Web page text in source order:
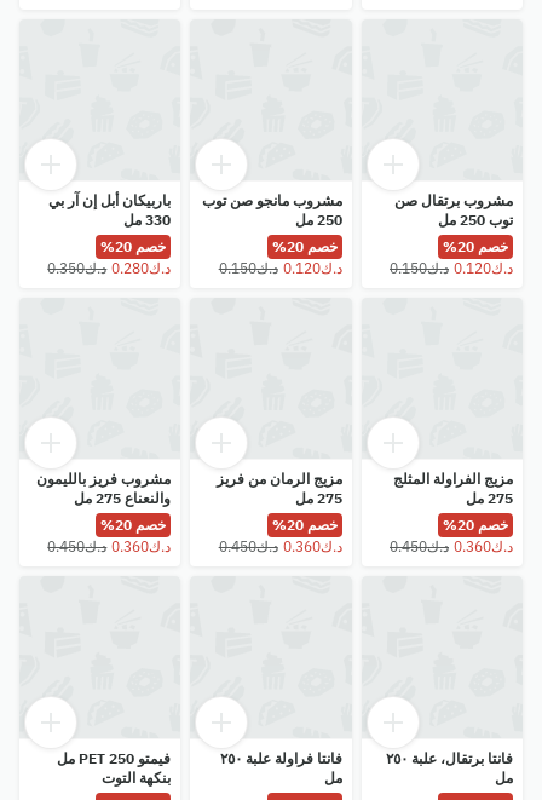
مشروب برتقال صن
توب 250 مل
خصم 20%
مشروب مانجو صن توب
250 مل
خصم 20%
⁦د.ك0.120⁩
⁦د.ك0.150⁩
باربيكان أبل إن آر بي
330 مل
خصم 20%
⁦د.ك0.350⁩
مزيج الفراولة المثلج
275 مل
خصم 20%
مزيج الرمان من فريز
275 مل
خصم 20%
⁦د.ك0.360⁩
⁦د.ك0.450⁩
مشروب فريز بالليمون
والنعناع 275 مل
خصم 20%
⁦د.ك0.450⁩
فانتا برتقال، علبة ٢٥٠
مل
فانتا فراولة علبة ٢٥٠
مل
فيمتو PET 250 مل
بنكهة التوت